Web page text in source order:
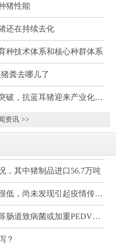
猪性能
还在持续去化
种技术体系和核心种群体系
粪去哪儿了
京企基因编辑育种取得重大突破，抗蓝耳猪迎来产业化临界点
资讯 >>
，其中猪制品进口56.7万吨
猪血原料传播非瘟疫情风险很低，尚未发现引起疫情传播的案例
肠道平衡被打破，大肠杆菌等肠道致病菌或加重PEDV感染
？